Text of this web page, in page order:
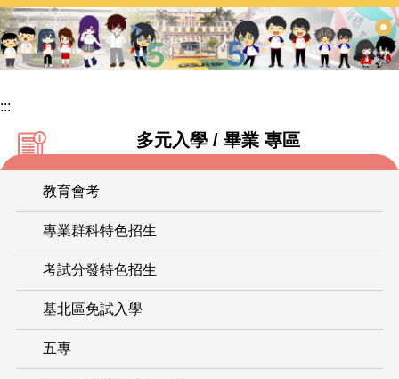
跳
到
主
區
:::
多元入學 / 畢業 專區
教育會考
專業群科特色招生
考試分發特色招生
基北區免試入學
五專